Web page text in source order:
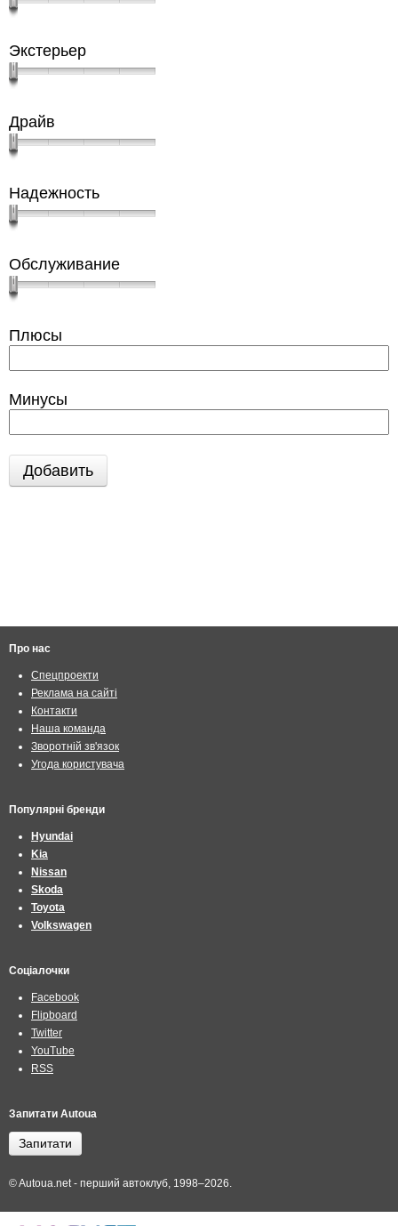
Экстерьер
Драйв
Надежность
Обслуживание
Плюсы
Минусы
Про нас
Спецпроекти
Реклама на сайті
Контакти
Наша команда
Зворотній зв'язок
Угода користувача
Популярні бренди
Hyundai
Kia
Nissan
Skoda
Toyota
Volkswagen
Соціалочки
Facebook
Flipboard
Twitter
YouTube
RSS
Запитати Autoua
Запитати
© Autoua.net - перший автоклуб, 1998–2026.